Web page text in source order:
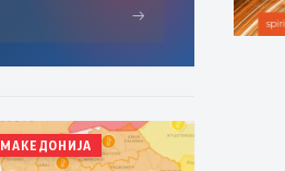
→
МАКЕДОНИЈА